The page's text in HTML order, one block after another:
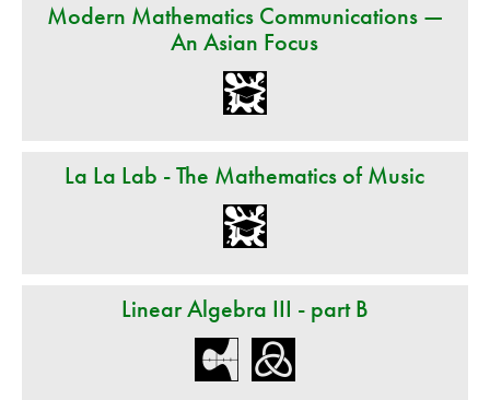
Modern Mathematics Communications —
An Asian Focus
La La Lab - The Mathematics of Music
Linear Algebra III - part B